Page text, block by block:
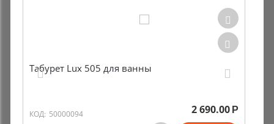
Табурет Lux 505 для ванны
КОД: 50000094 2 690.00 Р